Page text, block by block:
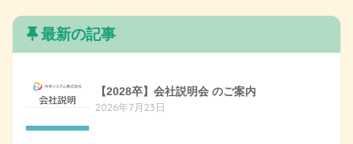
最新の記事
【2028卒】会社説明会 のご案内
2026年7月23日